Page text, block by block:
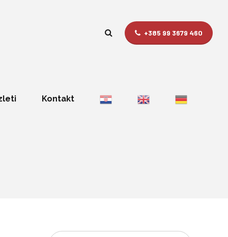
+385 99 3679 460
Kontakt